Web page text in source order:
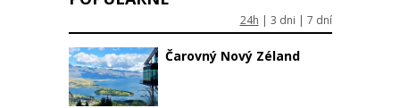
24h | 3 dni | 7 dní
Čarovný Nový Zéland